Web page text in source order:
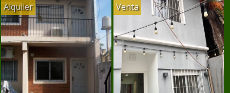
Alquiler Venta